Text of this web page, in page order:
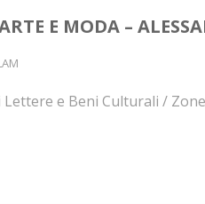
E MODA –
e Beni Culturali /